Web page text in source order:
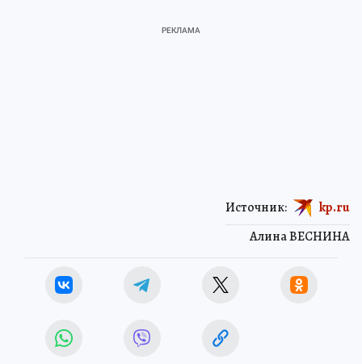
Алина ВЕСНИНА
Источник: kp.ru